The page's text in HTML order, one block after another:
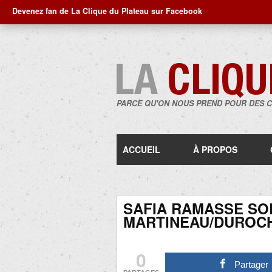
Devenez fan de La Clique du Plateau sur Facebook
PARCE QU'ON NOUS PREND POUR DES
ACCUEIL À PROPOS
SAFIA RAMASSE
MARTINEAU/
0 Partager